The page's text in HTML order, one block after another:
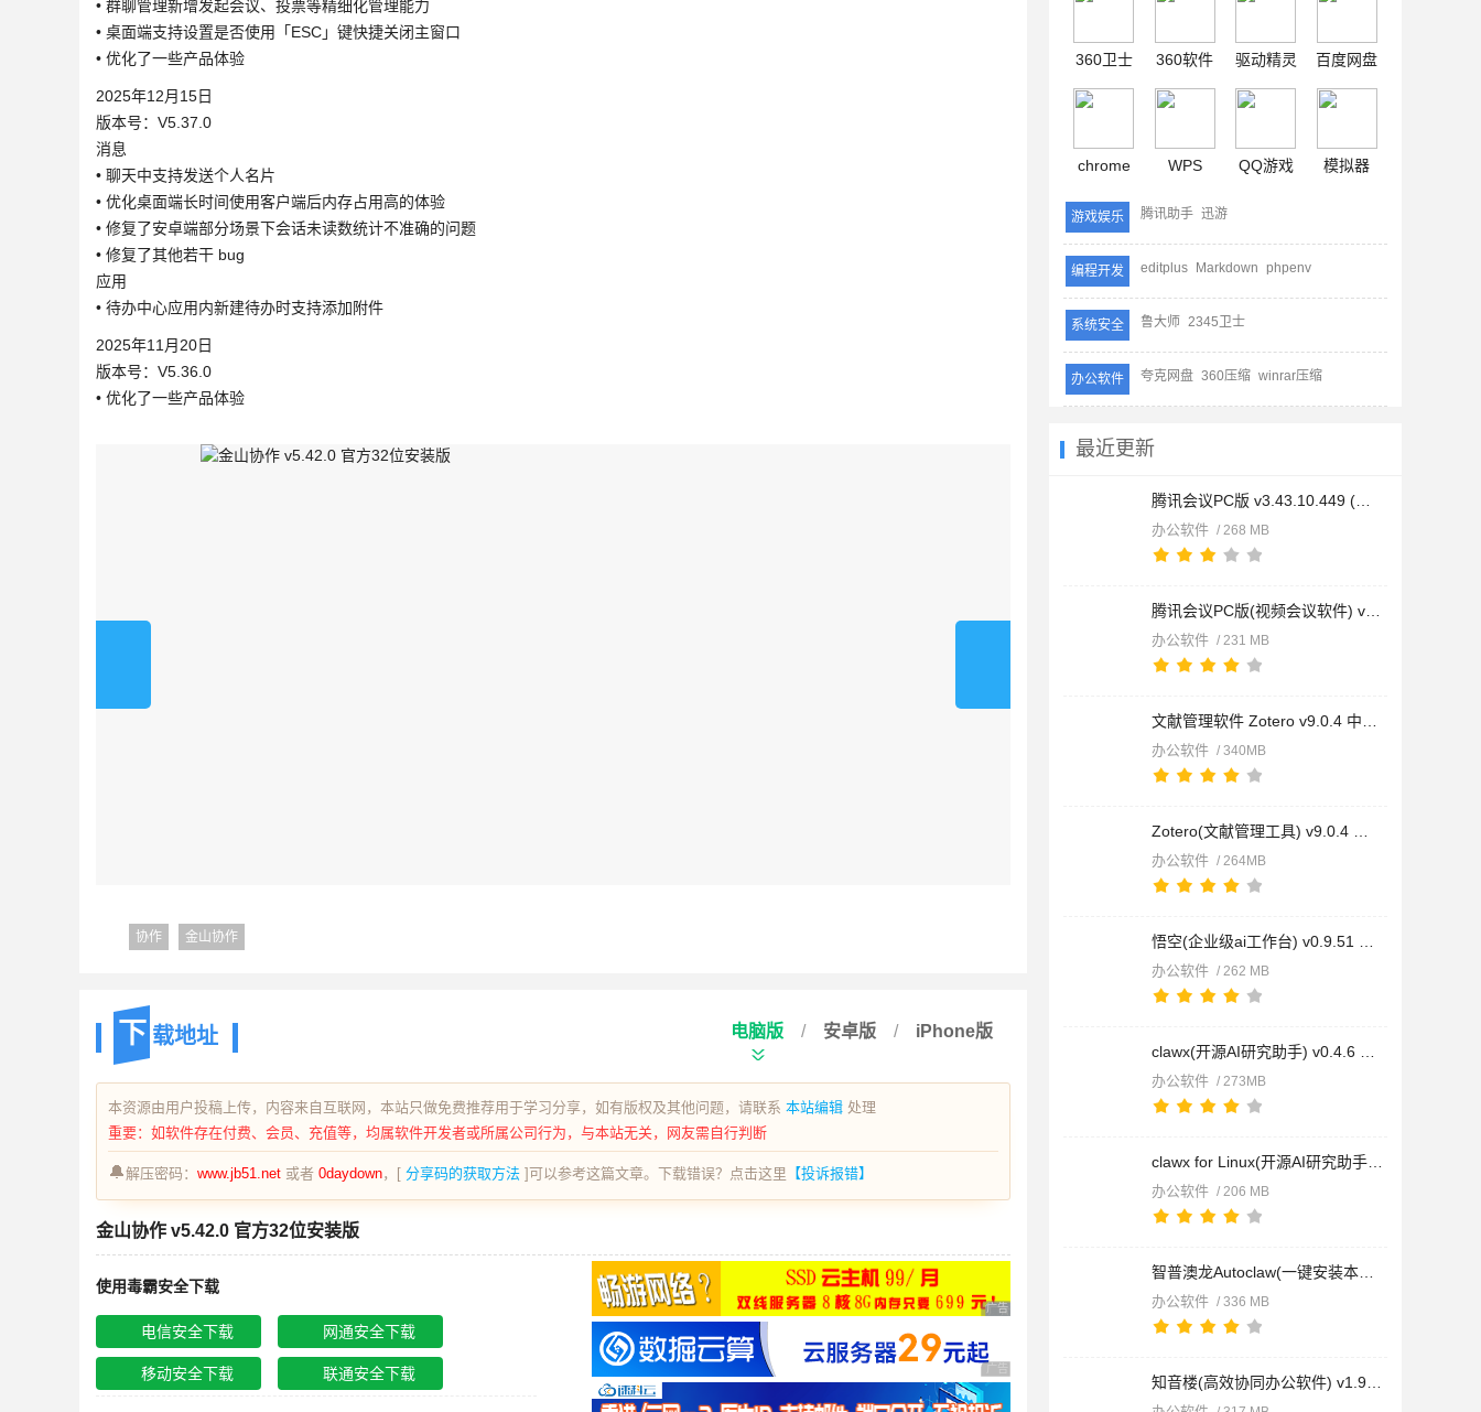
360卫士 360软件 驱动精灵 百度网盘
chrome WPS QQ游戏 模拟器
游戏娱乐 腾讯助手 迅游
编程开发 editplus Markdown phpenv
系统安全 鲁大师 2345卫士
办公软件 夸克网盘 360压缩 winrar压缩
最近更新
办公软件 / 268 MB
办公软件 / 231 MB
办公软件 / 340MB
办公软件 / 264MB
办公软件 / 262 MB
办公软件 / 273MB
办公软件 / 206 MB
办公软件 / 336 MB
• 群聊管理新增发起会议、投票等精细化管理能力
• 桌面端支持设置是否使用「ESC」键快捷关闭主窗口
• 优化了一些产品体验
2025年12月15日
版本号：V5.37.0
消息
• 聊天中支持发送个人名片
• 优化桌面端长时间使用客户端后内存占用高的体验
• 修复了安卓端部分场景下会话未读数统计不准确的问题
• 修复了其他若干 bug
应用
• 待办中心应用内新建待办时支持添加附件
2025年11月20日
版本号：V5.36.0
• 优化了一些产品体验
协作 金山协作
下 载地址 电脑版 / 安卓版 / iPhone版
本资源由用户投稿上传，内容来自互联网，本站只做免费推荐用于学习分享，如有版权及其他问题，请联系 本站编辑 处理
重要：如软件存在付费、会员、充值等，均属软件开发者或所属公司行为，与本站无关，网友需自行判断
🔔解压密码： www.jb51.net 或者 0daydown，[ 分享码的获取方法 ]可以参考这篇文章。下载错误？点击这里 【投诉报错】
金山协作 v5.42.0 官方32位安装版
使用毒霸安全下载
电信安全下载 网通安全下载
移动安全下载 联通安全下载
广告 商业广告，理性选择
广告 商业广告，理性选择